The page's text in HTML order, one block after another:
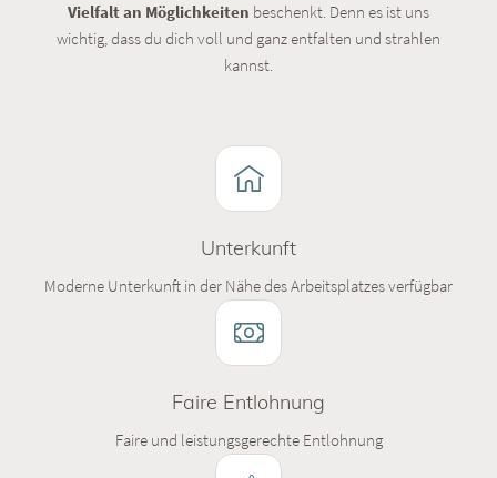
Vielfalt an Möglichkeiten beschenkt. Denn es ist uns
wichtig, dass du dich voll und ganz entfalten und strahlen
kannst.
Unterkunft
Moderne Unterkunft in der Nähe des Arbeitsplatzes verfügbar
Faire Entlohnung
Faire und leistungsgerechte Entlohnung